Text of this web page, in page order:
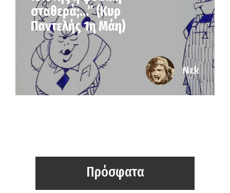
σταθερά;…” (Κυρ
Παντελής 1η Μάη)
Νεk
Πρόσφατα